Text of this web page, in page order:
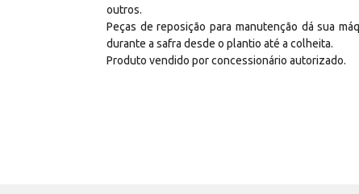
outros.
Peças de reposição para manutenção dá sua
durante a safra desde o plantio até a colheita.
Produto vendido por concessionário autorizado.